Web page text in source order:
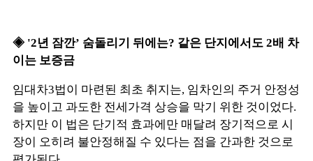
◈ '2년 잠깐’ 숨돌리기 뒤에는? 같은 단지에서도 2배 차
이는 보증금
임대차3법이 마련된 최초 취지는, 임차인의 주거 안정성
을 높이고 과도한 전세가격 상승을 막기 위한 것이었다.
하지만 이 법은 단기적 효과에만 매달려 장기적으로 시
장이 오히려 불안정해질 수 있다는 점을 간과한 것으로